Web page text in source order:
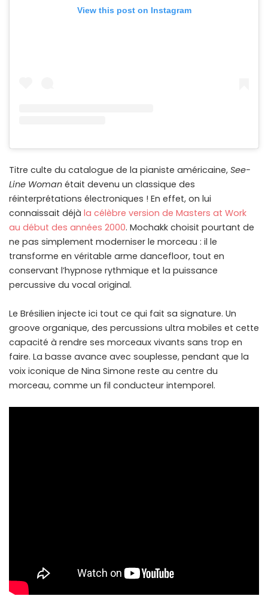
View this post on Instagram
Titre culte du catalogue de la pianiste américaine, See-
Line Woman était devenu un classique des
réinterprétations électroniques ! En effet, on lui
connaissait déjà la célèbre version de Masters at Work
au début des années 2000. Mochakk choisit pourtant de
ne pas simplement moderniser le morceau : il le
transforme en véritable arme dancefloor, tout en
conservant l’hypnose rythmique et la puissance
percussive du vocal original.
Le Brésilien injecte ici tout ce qui fait sa signature. Un
groove organique, des percussions ultra mobiles et cette
capacité à rendre ses morceaux vivants sans trop en
faire. La basse avance avec souplesse, pendant que la
voix iconique de Nina Simone reste au centre du
morceau, comme un fil conducteur intemporel.